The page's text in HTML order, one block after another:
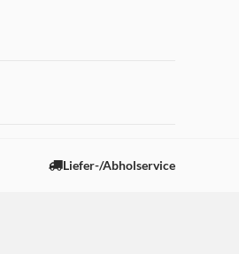
Liefer-/Abholservice